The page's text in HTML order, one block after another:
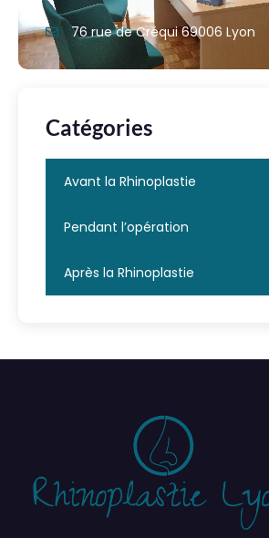
76 rue de Créqui 69006 Lyon
Catégories
Avant la Rhinoplastie
Pendant l’opération
Après la Rhinoplastie